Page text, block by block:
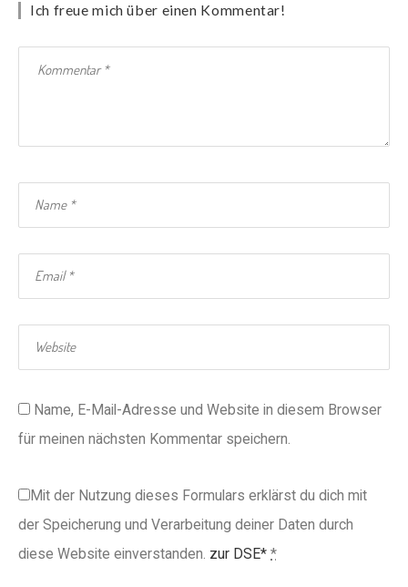
Ich freue mich über einen Kommentar!
Name, E-Mail-Adresse und Website in diesem Browser
für meinen nächsten Kommentar speichern.
Mit der Nutzung dieses Formulars erklärst du dich mit
der Speicherung und Verarbeitung deiner Daten durch
diese Website einverstanden. zur DSE* *